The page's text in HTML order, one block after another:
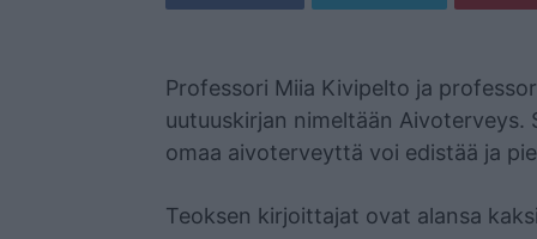
Professori Miia Kivipelto ja
uutuuskirjan nimeltään Aivoterveys.
omaa aivoterveyttä voi edistää ja
Teoksen kirjoittajat ovat alansa